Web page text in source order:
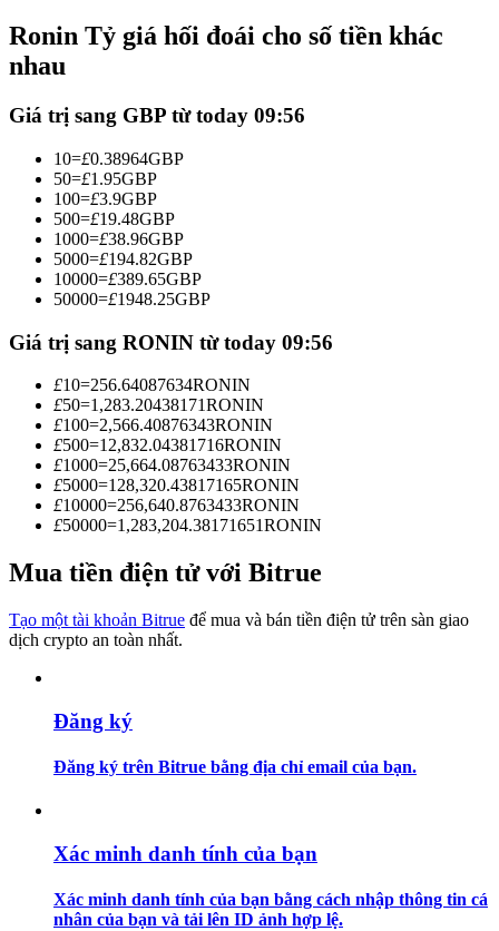
Trở thành Nhà giao dịch Sao chép
Tận hưởng chia sẻ lợi nhuận và hoa hồng giao dịch sao chép
Thông tin
Hướng dẫn
Ronin Tỷ giá hối đoái cho số tiền khác
nhau
Giá trị sang GBP từ today 09:56
10=£0.38964GBP
50=£1.95GBP
100=£3.9GBP
500=£19.48GBP
1000=£38.96GBP
5000=£194.82GBP
10000=£389.65GBP
50000=£1948.25GBP
Giá trị sang RONIN từ today 09:56
£10=256.64087634RONIN
£50=1,283.20438171RONIN
£100=2,566.40876343RONIN
£500=12,832.04381716RONIN
£1000=25,664.08763433RONIN
£5000=128,320.43817165RONIN
£10000=256,640.8763433RONIN
£50000=1,283,204.38171651RONIN
Mua tiền điện tử với Bitrue
Tạo một tài khoản Bitrue để mua và bán tiền điện tử trên sàn giao
dịch crypto an toàn nhất.
Đăng ký
Đăng ký trên Bitrue bằng địa chỉ email của bạn.
Xác minh danh tính của bạn
Xác minh danh tính của bạn bằng cách nhập thông tin cá
nhân của bạn và tải lên ID ảnh hợp lệ.